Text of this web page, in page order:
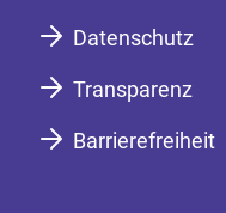
Datenschutz
Transparenz
Barrierefreiheit